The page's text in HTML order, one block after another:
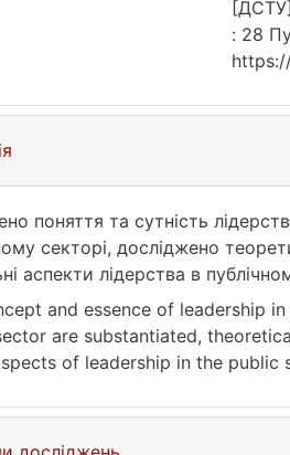
[ДСТУ]
: 28
поняття та сутність
секторі, досліджено
аспекти лідерства в
Проаналізовано проблеми
лідерства в
управлінні в умовах
and essence of leadership
are substantiated,
of leadership in the
of leadership development
in public administration in the